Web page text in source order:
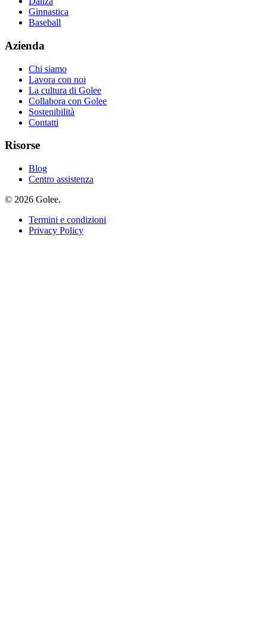
Ginnastica
Baseball
Azienda
Chi siamo
Lavora con noi
La cultura di Golee
Collabora con Golee
Sostenibilità
Contatti
Risorse
Blog
Centro assistenza
© 2026 Golee.
Termini e condizioni
Privacy Policy